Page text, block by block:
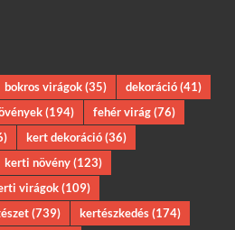
bokros virágok(35) dekoráció(41)
(194) fehér virág(76)
kert dekoráció(36)
kerti növény(123)
virágok(109)
(739) kertészkedés(174)